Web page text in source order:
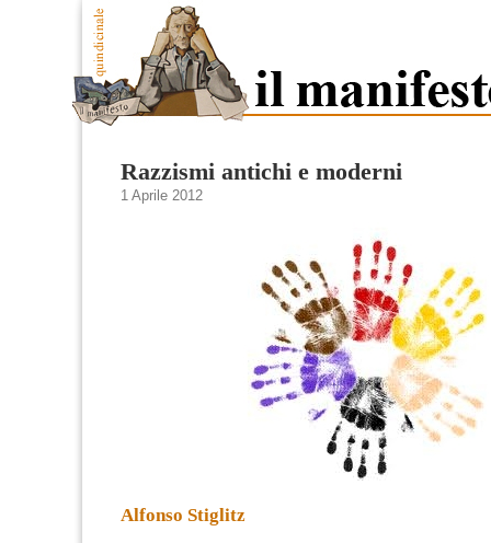
Razzismi antichi e moderni
1 Aprile 2012
Alfonso Stiglitz